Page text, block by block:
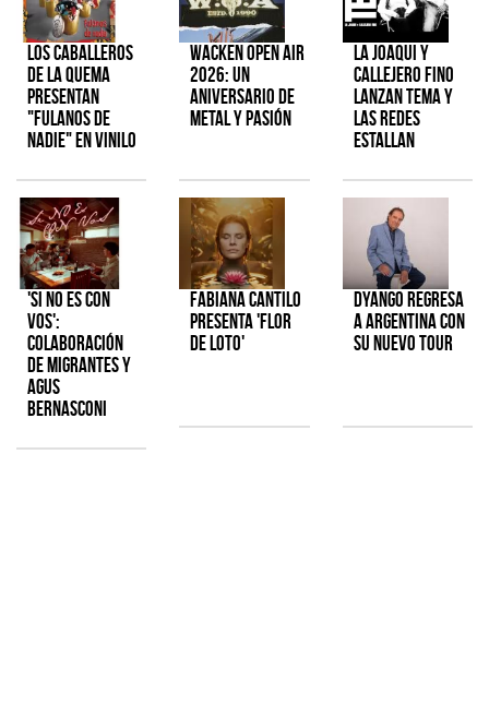
Los Caballeros
de la Quema
presentan
"Fulanos de
Nadie" en vinilo
Wacken Open Air
2026: Un
aniversario de
metal y pasión
La Joaqui y
Callejero Fino
lanzan tema y
las redes
estallan
'Si No Es Con
Vos':
colaboración
de Migrantes y
Agus
Bernasconi
Fabiana Cantilo
presenta 'Flor
de Loto'
Dyango regresa
a Argentina con
su nuevo tour